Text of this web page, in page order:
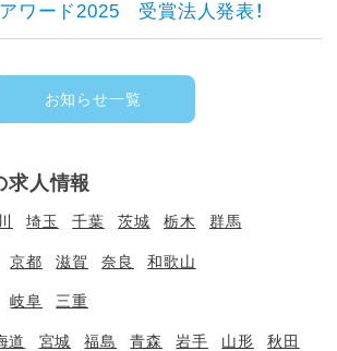
ワード2025 受賞法人発表！
お知らせ一覧
求人情報
埼玉 千葉 茨城 栃木 群馬
京都 滋賀 奈良 和歌山
岐阜 三重
道 宮城 福島 青森 岩手 山形 秋田